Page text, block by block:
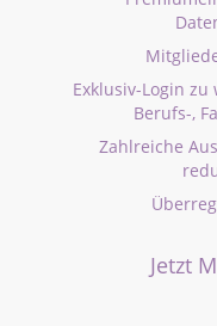
Exklusiv-Login
Berufs-,
Zahlreiche
Jetzt